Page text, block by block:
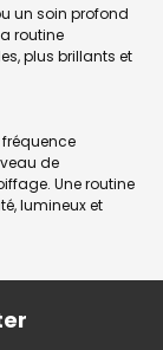
un soin profond
routine
plus brillants et
de
Une routine
lumineux et